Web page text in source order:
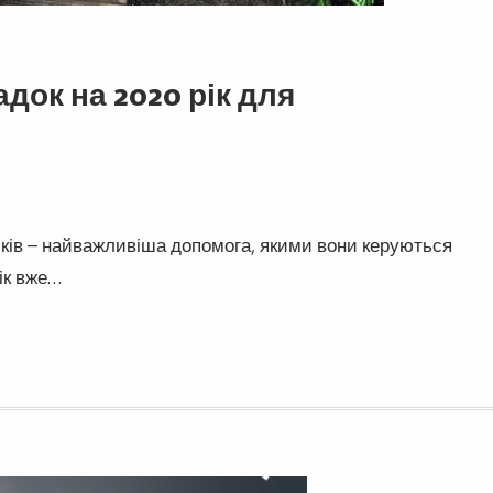
на 2020 рік для
– найважливіша допомога, якими вони керуються
вже…